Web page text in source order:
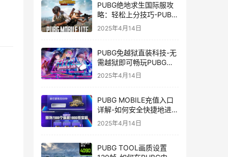
PUBG绝地求生国际服攻
略：轻松上分技巧-PUBG
绝地求生国际服新手入门
2025年4月14日
PUBG免越狱直装科技-无
需越狱即可畅玩PUBG的
安装技巧
2025年4月14日
PUBG MOBILE充值入口
详解-如何安全快捷地进行
PUBG MOBILE充值
2025年4月14日
PUBG TOOL画质设置